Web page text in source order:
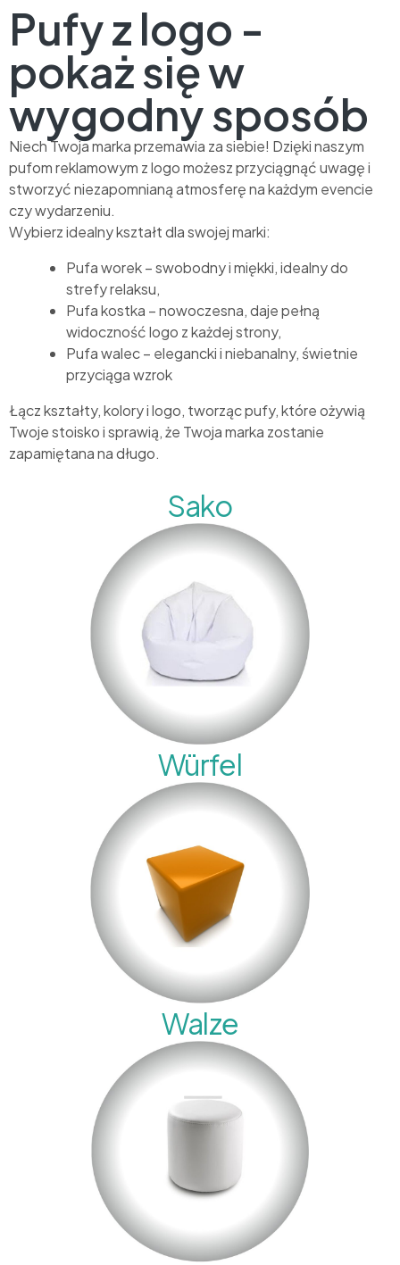
Pufy z logo -
pokaż się w
wygodny sposób
Niech Twoja marka przemawia za siebie! Dzięki naszym
pufom reklamowym z logo możesz przyciągnąć uwagę i
stworzyć niezapomnianą atmosferę na każdym evencie
czy wydarzeniu.
Wybierz idealny kształt dla swojej marki:
Pufa worek – swobodny i miękki, idealny do
strefy relaksu,
Pufa kostka – nowoczesna, daje pełną
widoczność logo z każdej strony,
Pufa walec – elegancki i niebanalny, świetnie
przyciąga wzrok
Łącz kształty, kolory i logo, tworząc pufy, które ożywią
Twoje stoisko i sprawią, że Twoja marka zostanie
zapamiętana na długo.
Sako
Würfel
Walze